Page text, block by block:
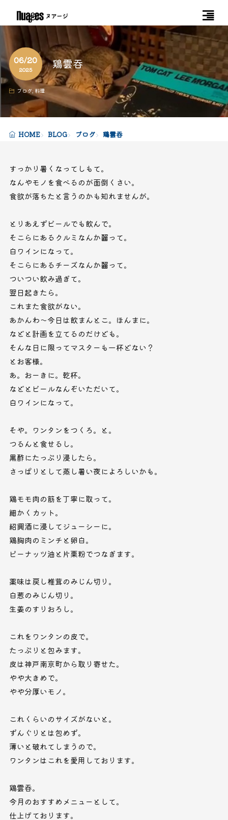
06/20
2025 鶏雲吞
ブログ, 料理
HOME BLOG ブログ 鶏雲吞
すっかり暑くなってしもて。
なんやモノを食べるのが面倒くさい。
食欲が落ちたと言うのかも知れませんが。
とりあえずビールでも飲んで。
そこらにあるクルミなんか齧って。
白ワインになって。
そこらにあるチーズなんか齧って。
ついつい飲み過ぎて。
翌日起きたら。
これまた食欲がない。
あかんわ～今日は飲まんとこ。ほんまに。
などと計画を立てるのだけども。
そんな日に限ってマスターも一杯どない？
とお客様。
あ。おーきに。乾杯。
などとビールなんぞいただいて。
白ワインになって。
そや。ワンタンをつくろ。と。
つるんと食せるし。
黒酢にたっぷり浸したら。
さっぱりとして蒸し暑い夜によろしいかも。
鶏モモ肉の筋を丁寧に取って。
細かくカット。
紹興酒に浸してジューシーに。
鶏胸肉のミンチと卵白。
ピーナッツ油と片栗粉でつなぎます。
薬味は戻し椎茸のみじん切り。
白葱のみじん切り。
生姜のすりおろし。
これをワンタンの皮で。
たっぷりと包みます。
皮は神戸南京町から取り寄せた。
やや大きめで。
やや分厚いモノ。
これくらいのサイズがないと。
ずんぐりとは包めず。
薄いと破れてしまうので。
ワンタンはこれを愛用しております。
鶏雲吞。
今月のおすすめメニューとして。
仕上げております。